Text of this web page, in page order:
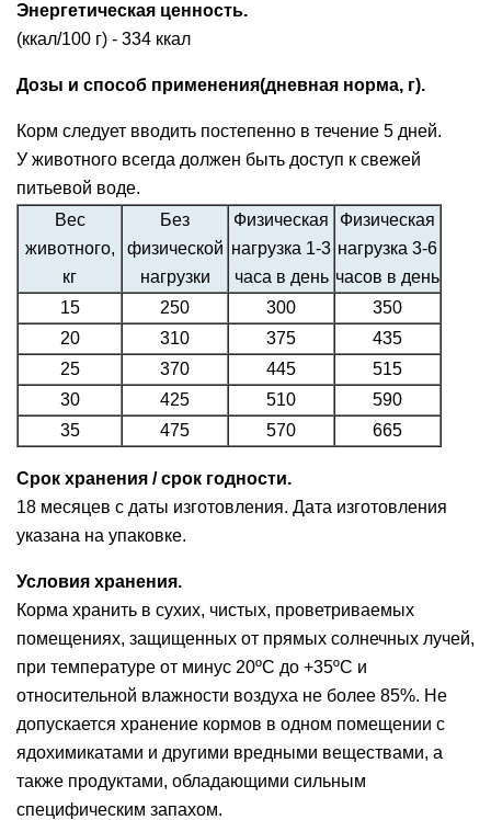
Энергетическая ценность.
(ккал/100 г) - 334 ккал
Дозы и способ применения(дневная норма, г).
Корм следует вводить постепенно в течение 5 дней.
У животного всегда должен быть доступ к свежей
питьевой воде.
Вес
животного,
кг
Без
физической
нагрузки
Физическая
нагрузка 1-3
часа в день
Физическая
нагрузка 3-6
часов в день
15
250 300
350
20
310 375
435
25
370 445
515
30
425 510
590
35
475 570 665
Срок хранения / срок годности.
18 месяцев с даты изготовления. Дата изготовления
указана на упаковке.
Условия хранения.
Корма хранить в сухих, чистых, проветриваемых
помещениях, защищенных от прямых солнечных лучей,
при температуре от минус 20ºС до +35ºС и
относительной влажности воздуха не более 85%. Не
допускается хранение кормов в одном помещении с
ядохимикатами и другими вредными веществами, а
также продуктами, обладающими сильным
специфическим запахом.